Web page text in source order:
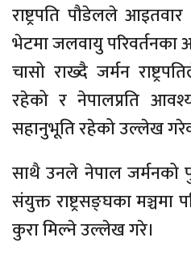
राष्ट्रपति पौडेलले
भेटमा जलवायु परिवर्तनका
चासो राख्दै जर्मन
रहेको र नेपालप्रति
सहानुभूति रहेको उल्लेख
साथै उनले नेपाल जर्मनको
संयुक्त राष्ट्रसङ्घका
कुरा मिल्ने उल्लेख गरे।